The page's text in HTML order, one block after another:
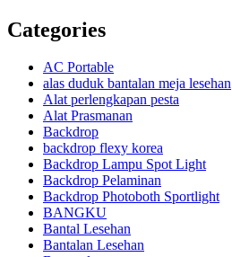
Categories
AC Portable
alas duduk bantalan meja lesehan
Alat perlengkapan pesta
Alat Prasmanan
Backdrop
backdrop flexy korea
Backdrop Lampu Spot Light
Backdrop Pelaminan
Backdrop Photoboth Sportlight
BANGKU
Bantal Lesehan
Bantalan Lesehan